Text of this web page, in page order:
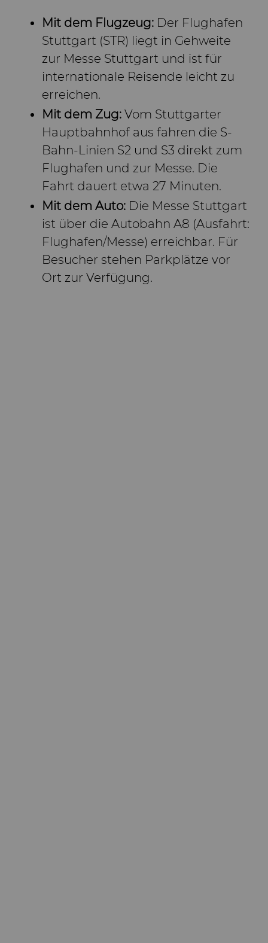
Mit dem Flugzeug: Der Flughafen
Stuttgart (STR) liegt in Gehweite
zur Messe Stuttgart und ist für
internationale Reisende leicht zu
erreichen.
Mit dem Zug: Vom Stuttgarter
Hauptbahnhof aus fahren die S-
Bahn-Linien S2 und S3 direkt zum
Flughafen und zur Messe. Die
Fahrt dauert etwa 27 Minuten.
Mit dem Auto: Die Messe Stuttgart
ist über die Autobahn A8 (Ausfahrt:
Flughafen/Messe) erreichbar. Für
Besucher stehen Parkplätze vor
Ort zur Verfügung.